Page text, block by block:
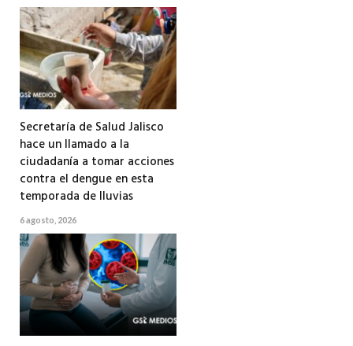
Secretaría de Salud Jalisco
hace un llamado a la
ciudadanía a tomar acciones
contra el dengue en esta
temporada de lluvias
6 agosto, 2026